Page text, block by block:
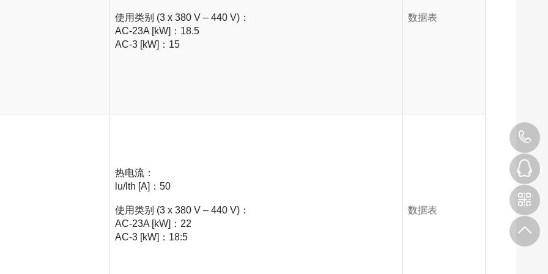
使用类别 (3 x 380 V – 440 V)：
AC-23A [kW]：18.5
AC-3 [kW]：15
数据表
热电流：
lu/lth [A]：50
使用类别 (3 x 380 V – 440 V)：
AC-23A [kW]：22
AC-3 [kW]：18:5
数据表